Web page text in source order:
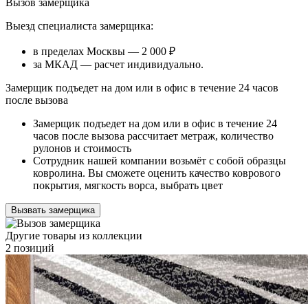
Вызов замерщика
Выезд специалиста замерщика:
в пределах Москвы — 2 000 ₽
за МКАД — расчет индивидуально.
Замерщик подъедет на дом или в офис в течение 24 часов
после вызова
Замерщик подъедет на дом или в офис в течение 24
часов после вызова рассчитает метраж, количество
рулонов и стоимость
Сотрудник нашей компании возьмёт с собой образцы
ковролина. Вы сможете оценить качество коврового
покрытия, мягкость ворса, выбрать цвет
Вызвать замерщика
Другие товары из коллекции
2 позиций